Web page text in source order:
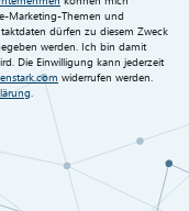
Marketing-Themen und
dürfen zu diesem Zweck
werden. Ich bin damit
Die Einwilligung kann jederzeit
widerrufen werden.